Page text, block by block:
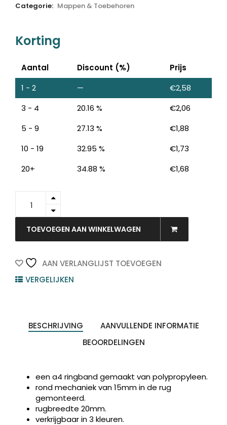
Categorie: Mappen & Toebehoren
Korting
Aantal Discount (%)
Prijs
1 - 2
— €2,58
3 - 4
20.16 % €2,06
5 - 9
27.13 % €1,88
10 - 19
32.95 % €1,73
20+
34.88 % €1,68
Exacompta
Ringband
2-
20mm
Rood
1st
TOEVOEGEN AAN WINKELWAGEN
AAN VERLANGLIJST TOEVOEGEN
VERGELIJKEN
BESCHRIJVING
AANVULLENDE INFORMATIE
BEOORDELINGEN
een a4 ringband gemaakt van polypropyleen.
rond mechaniek van 15mm in de rug
gemonteerd.
rugbreedte 20mm.
verkrijgbaar in 3 kleuren.